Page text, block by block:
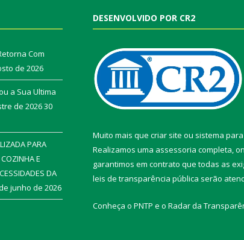
Com
de 2026
a Sua Ultima
de 202630
PARA
E
DA
junho de 2026
DESENVOLVIDO POR CR2
Muito mais que criar site ou sistema
Realizamos uma assessoria completa,
garantimos em contrato que todas as
leis de transparência pública serão
Conheça o PNTP e o Radar da